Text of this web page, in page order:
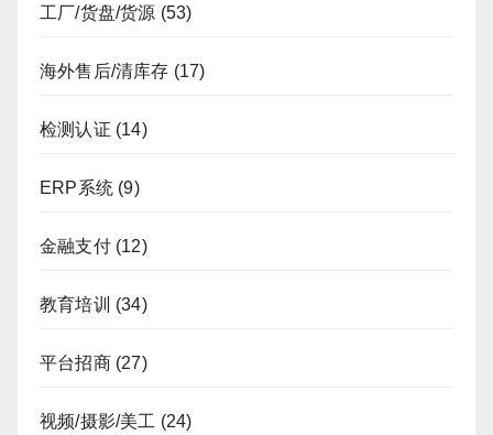
工厂/货盘/货源 (53)
海外售后/清库存 (17)
检测认证 (14)
ERP系统 (9)
金融支付(12)
教育培训 (34)
平台招商(27)
视频/摄影/美工 (24)